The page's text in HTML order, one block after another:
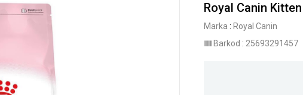
Royal Canin
Marka : Royal Canin
Barkod : 25693291457